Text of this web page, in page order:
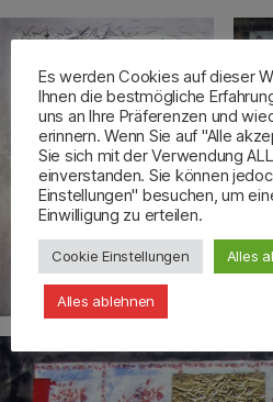
Es werden Cookies auf dieser
Ihnen die bestmögliche
uns an Ihre Präferenzen und
erinnern. Wenn Sie auf "Alle
Sie sich mit der Verwendung
einverstanden. Sie können
Einstellungen" besuchen, um
Einwilligung zu erteilen.
Cookie Einstellungen Alles
Alles ablehnen